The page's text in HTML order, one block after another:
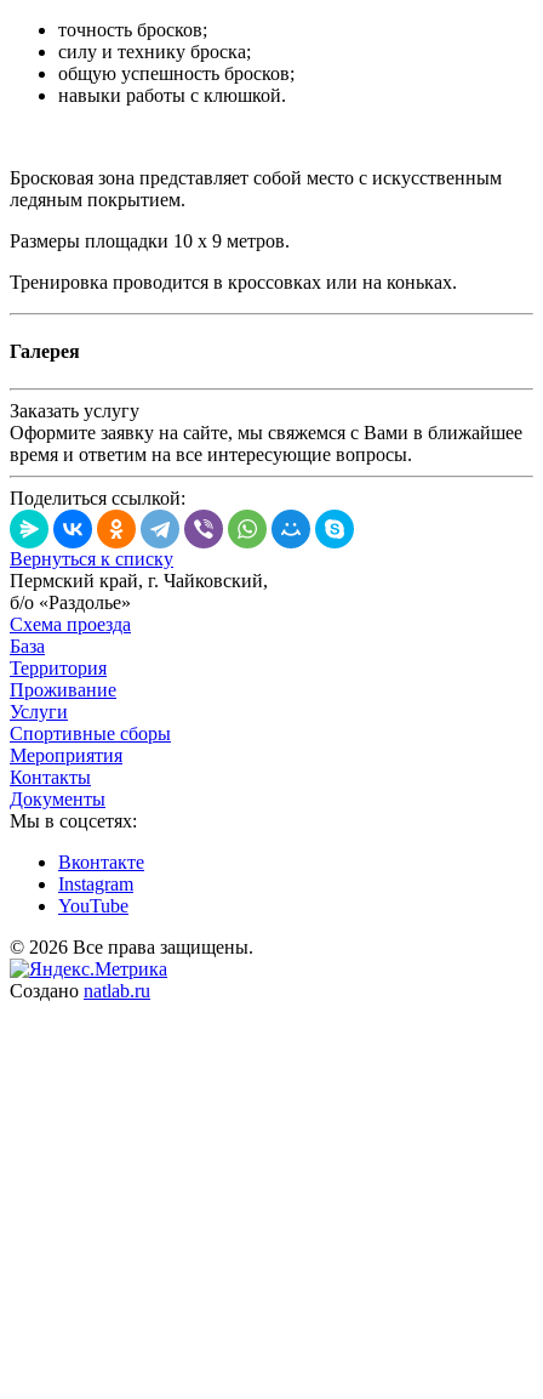
точность бросков;
силу и технику броска;
общую успешность бросков;
навыки работы с клюшкой.
Бросковая зона представляет собой место с искусственным
ледяным покрытием.
Размеры площадки 10 х 9 метров.
Тренировка проводится в кроссовках или на коньках.
Галерея
Заказать услугу
Оформите заявку на сайте, мы свяжемся с Вами в ближайшее
время и ответим на все интересующие вопросы.
Поделиться ссылкой:
Вернуться к списку
Пермский край, г. Чайковский,
б/о «Раздолье»
Схема проезда
База
Территория
Проживание
Услуги
Спортивные сборы
Мероприятия
Контакты
Документы
Мы в соцсетях:
Вконтакте
Instagram
YouTube
© 2026 Все права защищены.
Создано natlab.ru